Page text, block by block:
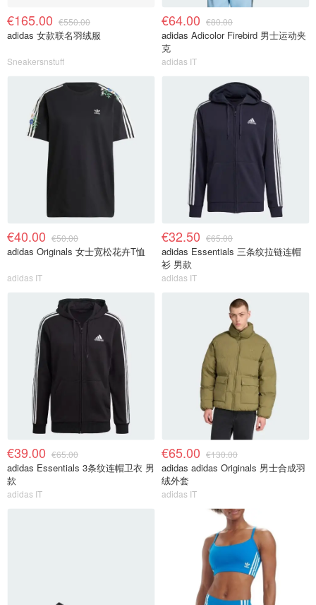
€165.00 €550.00
adidas 女款联名羽绒服
Sneakersnstuff
€64.00 €80.00
adidas Adicolor Firebird 男士运动夹
克
adidas IT
€40.00 €50.00
adidas Originals 女士宽松花卉T恤
adidas IT
€32.50 €65.00
adidas Essentials 三条纹拉链连帽
衫 男款
adidas IT
€39.00 €65.00
adidas Essentials 3条纹连帽卫衣 男
款
adidas IT
€65.00 €130.00
adidas adidas Originals 男士合成羽
绒外套
adidas IT